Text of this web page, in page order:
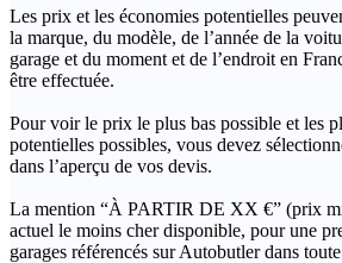
Les prix et les économies potentielles
la marque, du modèle, de l’année de la
garage et du moment et de l’endroit en
être effectuée.
Pour voir le prix le plus bas possible et les
potentielles possibles, vous devez
dans l’aperçu de vos devis.
La mention “À PARTIR DE XX €” (prix
actuel le moins cher disponible, pour une
garages référencés sur Autobutler dans